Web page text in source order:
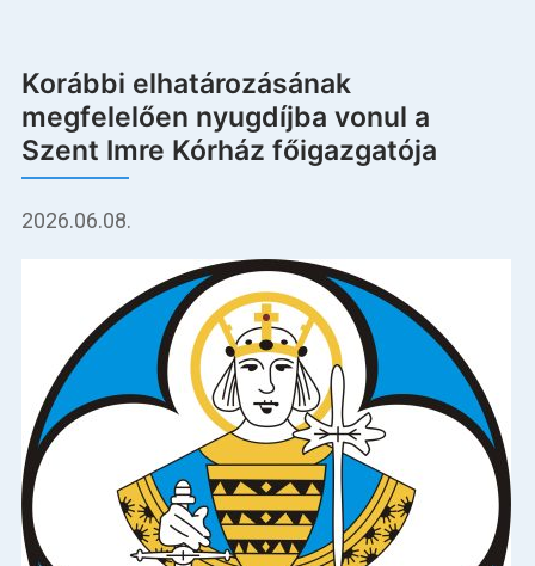
Korábbi elhatározásának
megfelelően nyugdíjba vonul a
Szent Imre Kórház főigazgatója
2026.06.08.